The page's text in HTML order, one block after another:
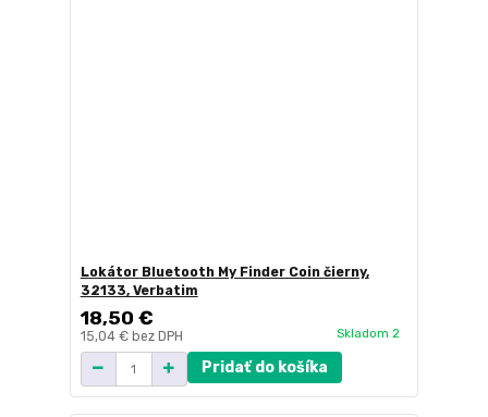
Lokátor Bluetooth My Finder Coin čierny,
32133, Verbatim
18,50 €
15,04 € bez DPH Skladom 2
Pridať do košíka